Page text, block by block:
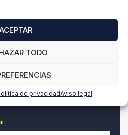
ACEPTAR
TODO
de privacidadAviso legal
3 …
las novedades
*